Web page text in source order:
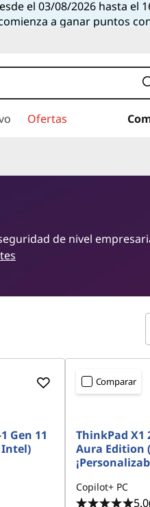
el 03/08/2026 hasta el
a ganar puntos
Ofertas
de nivel
Gen 11
Intel)
Comparar
ThinkPad X1
Aura Edition
Copilot+ PC
5.0